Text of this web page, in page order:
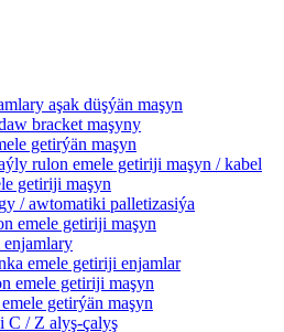
aşak düşýän maşyn
bracket maşyny
getirýän maşyn
rulon emele getiriji maşyn / kabel
getiriji maşyn
/ awtomatiki palletizasiýa
emele getiriji maşyn
emele getiriji enjamlar
emele getiriji maşyn
getirýän maşyn
C / Z alyş-çalyş